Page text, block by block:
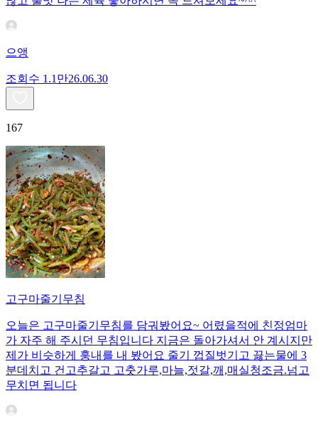
으앵
조회수 1.1만26.06.30
167
고구마줄기무침
오늘은 고구마줄기무침를 담궈봤어요~ 어렸을적에 친정엄마
가 자주 해 주시던 무침입니다 지금은 돌아가셔서 안 계시지만
제가 비슷하게 훙내를 내 봤어요 줄기 껍질벗기고 끓는물에 3
분데치고 건고추갈고 고춧가루,마늘,젓갈,깨,매실청조금.넘고
무치면 됩니다